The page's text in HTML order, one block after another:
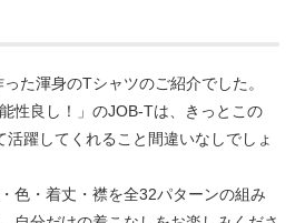
た渾身のTシャツのご紹介でした。
性良し！」のJOB-Tは、きっとこの
躍してくれること間違いなしでしょ
色・着丈・襟を全32パターンの組み